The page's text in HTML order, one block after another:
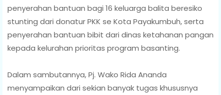
penyerahan bantuan bagi 16 keluarga balita beresiko
stunting dari donatur PKK se Kota Payakumbuh, serta
penyerahan bantuan bibit dari dinas ketahanan pangan
kepada kelurahan prioritas program basanting.
Dalam sambutannya, Pj. Wako Rida Ananda
menyampaikan dari sekian banyak tugas khususnya